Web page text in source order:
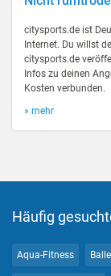
citysports.de ist
Internet. Du willst
citysports.de
Infos zu deinen
Kosten verbunden.
» mehr
Häufig
Aqua-Fitness